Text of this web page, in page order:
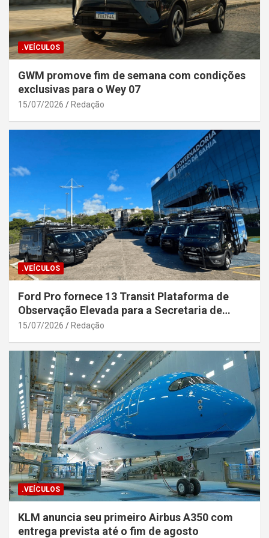
.VEÍCULOS
GWM promove fim de semana com condições
exclusivas para o Wey 07
15/07/2026 Redação
.VEÍCULOS
Ford Pro fornece 13 Transit Plataforma de
Observação Elevada para a Secretaria de
Segurança Pública da Bahia
15/07/2026 Redação
.VEÍCULOS
KLM anuncia seu primeiro Airbus A350 com
entrega prevista até o fim de agosto